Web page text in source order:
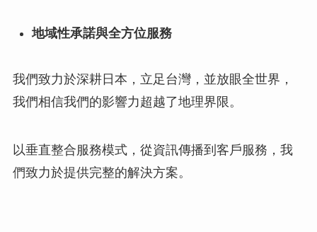
地域性承諾與全方位服務
我們致力於深耕日本，立足台灣，並放眼全世界，
我們相信我們的影響力超越了地理界限。
以垂直整合服務模式，從資訊傳播到客戶服務，我
們致力於提供完整的解決方案。